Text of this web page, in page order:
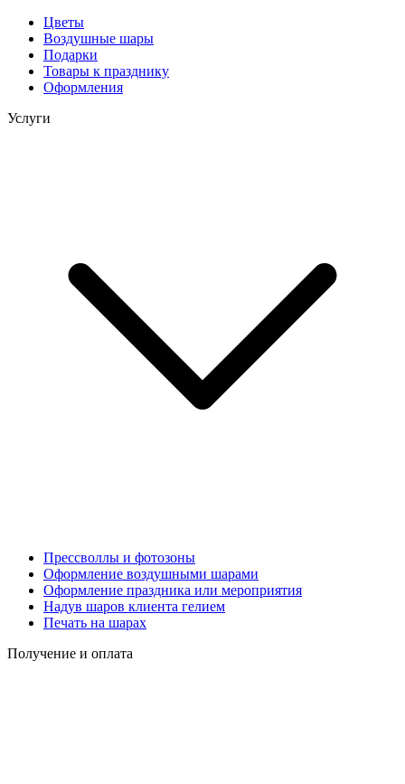
Цветы
Воздушные шары
Подарки
Товары к празднику
Оформления
Услуги
Прессволлы и фотозоны
Оформление воздушными шарами
Оформление праздника или мероприятия
Надув шаров клиента гелием
Печать на шарах
Получение и оплата